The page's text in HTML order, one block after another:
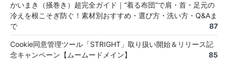
かいまき（掻巻き）超完全ガイド｜“着る布団”で肩・首・足元の
冷えを根こそぎ防ぐ！素材別おすすめ・選び方・洗い方・Q&Aま
で
87
Cookie同意管理ツール「STRIGHT」取り扱い開始＆リリース記
念キャンペーン【ムームードメイン】
85